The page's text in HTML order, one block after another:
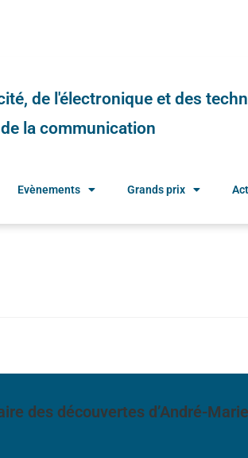
de l'électronique et des
la communication
Evènements Grands prix
des découvertes d’André-Marie